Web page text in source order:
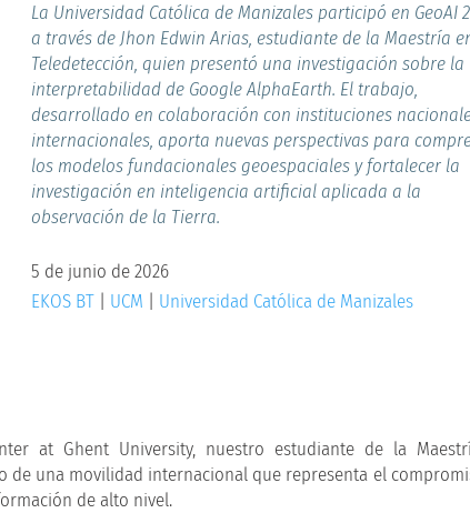
La Universidad Católica de Manizales participó en GeoAI
a través de Jhon Edwin Arias, estudiante de la Maestría
Teledetección, quien presentó una investigación sobre la
interpretabilidad de Google AlphaEarth. El trabajo,
desarrollado en colaboración con instituciones
internacionales, aporta nuevas perspectivas para
los modelos fundacionales geoespaciales y fortalecer la
investigación en inteligencia artificial aplicada a la
observación de la Tierra.
5 de junio de 2026
EKOS BT
UCM Universidad Católica de Manizales
at Ghent University, nuestro estudiante de la
de una movilidad internacional que representa el
de alto nivel.